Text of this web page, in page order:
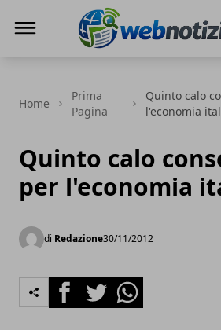
Home
Prima
Pagina
Quinto calo
l'economia
Quinto calo
per l'economia
di Redazione30/11/2012
FacebookTwitterWhatsapp